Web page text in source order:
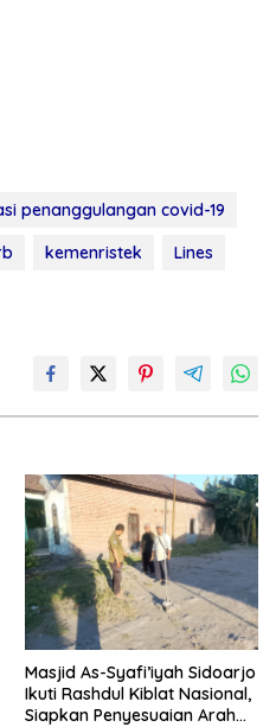
penanggulangan covid-19
kemenristek
Lines
Masjid As-Syafi’iyah Sidoarjo
Ikuti Rashdul Kiblat Nasional,
Siapkan Penyesuaian Arah